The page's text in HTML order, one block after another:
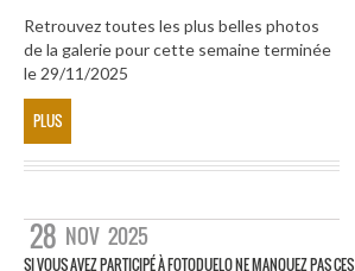
Retrouvez toutes les plus belles photos
de la galerie pour cette semaine terminée
le 29/11/2025
PLUS
28 NOV 2025
SI VOUS AVEZ PARTICIPÉ À FOTODUELO NE MANQUEZ PAS CES